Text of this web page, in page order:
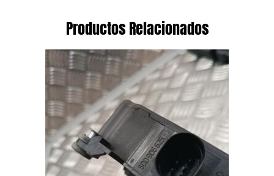
Productos Relacionados